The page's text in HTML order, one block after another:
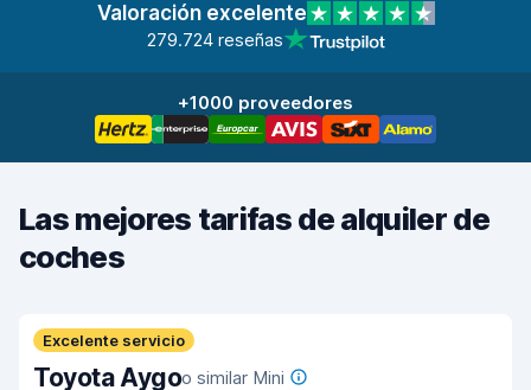
Valoración excelente
279.724 reseñas
+1000 proveedores
Las mejores tarifas de alquiler de
coches
Excelente servicio
Toyota Aygoo similar Mini